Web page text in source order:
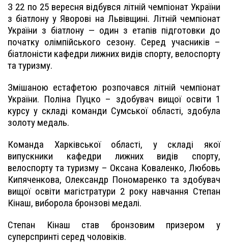
З 22 по 25 вересня відбувся літній чемпіонат України
з біатлону у Яворові на Львівщині. Літній чемпіонат
України з біатлону — один з етапів підготовки до
початку олімпійського сезону. Серед учасників –
біатлоністи кафедри лижних видів спорту, велоспорту
та туризму.
Змішаною естафетою розпочався літній чемпіонат
України. Поліна Пуцко – здобувач вищої освіти 1
курсу у складі команди Сумської області, здобула
золоту медаль.
Команда Харківської області, у складі якої
випускники кафедри лижних видів спорту,
велоспорту та туризму – Оксана Коваленко, Любовь
Кипяченкова, Олександр Пономаренко та здобувач
вищої освіти магістратури 2 року навчання Степан
Кінаш, виборола бронзові медалі.
Степан Кінаш став бронзовим призером у
суперспринті серед чоловіків.